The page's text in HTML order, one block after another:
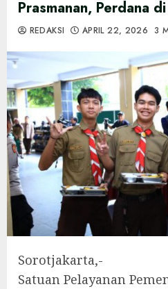
Prasmanan, Perdana
REDAKSI APRIL 22, 2026 3
Sorotjakarta,-
Satuan Pelayanan